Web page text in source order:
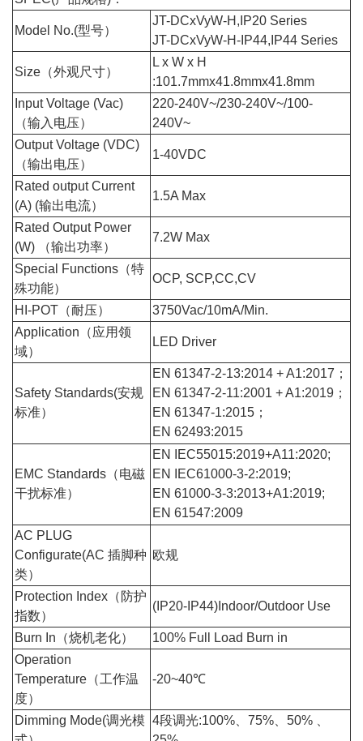
Model No.(型号）
JT-DCxVyW-H,IP20 Series
JT-DCxVyW-H-IP44,IP44 Series
Size（外观尺寸）
L x W x H
:101.7mmx41.8mmx41.8mm
Input Voltage (Vac)
（输入电压）
220-240V~/230-240V~/100-
240V~
Output Voltage (VDC)
（输出电压）
1-40VDC
Rated output Current
(A) (输出电流）
1.5A Max
Rated Output Power
(W) （输出功率）
7.2W Max
Special Functions（特
殊功能）
OCP, SCP,CC,CV
HI-POT（耐压）
3750Vac/10mA/Min.
Application（应用领
域）
LED Driver
Safety Standards(安规
标准）
EN 61347-2-13:2014 + A1:2017；
EN 61347-2-11:2001 + A1:2019；
EN 61347-1:2015；
EN 62493:2015
EMC Standards（电磁
干扰标准）
EN IEC55015:2019+A11:2020;
EN IEC61000-3-2:2019;
EN 61000-3-3:2013+A1:2019;
EN 61547:2009
AC PLUG
Configurate(AC 插脚种
类）
欧规
Protection Index（防护
指数）
(IP20-IP44)Indoor/Outdoor Use
Burn In（烧机老化）
100% Full Load Burn in
Operation
Temperature（工作温
度）
-20~40℃
Dimming Mode(调光模 4段调光:100%、75%、50% 、